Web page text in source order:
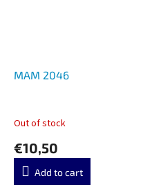
MAM 2046
Out of stock
€10,50
Add to cart